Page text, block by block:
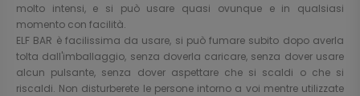
molto intensi, e si può usare quasi ovunque e in qualsiasi
momento con facilità.
ELF BAR è facilissima da usare, si può fumare subito dopo averla
tolta dall'imballaggio, senza doverla caricare, senza dover usare
alcun pulsante, senza dover aspettare che si scaldi o che si
riscaldi. Non disturberete le persone intorno a voi mentre utilizzate